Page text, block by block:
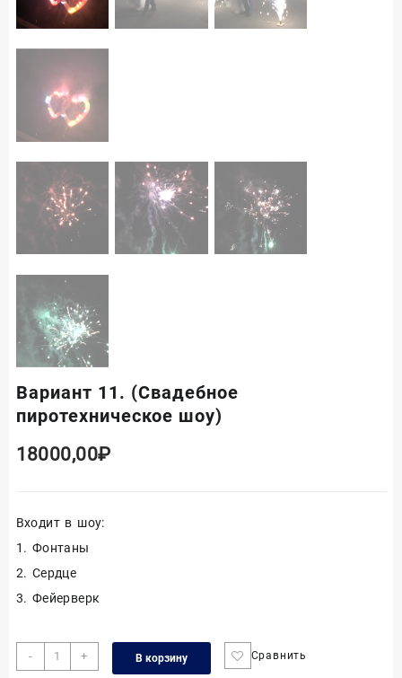
Вариант 11. (Свадебное
пиротехническое шоу)
18000,00₽
Входит в шоу:
1. Фонтаны
2. Сердце
3. Фейерверк
-
Количество
товара
+ В корзину Сравнить